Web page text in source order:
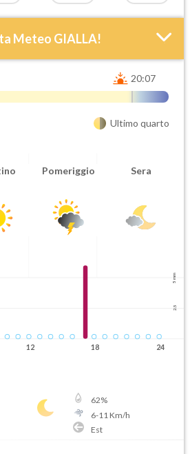
Meteo GIALLA!
Ora fine
08-06T
20:07
Ultimo quarto
Pomeriggio Sera
5 mm
2.5
12 18 24
62%
6-11 Km/h
Est